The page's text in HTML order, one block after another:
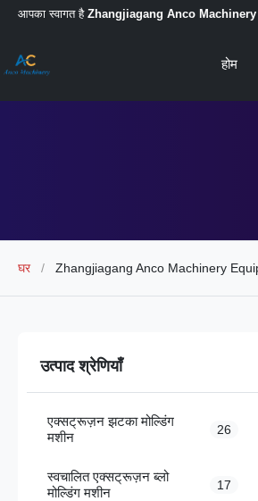
आपका स्वागत है Zhangjiagang Anco
होम
घर / Zhangjiagang Anco Machinery
उत्पाद श्रेणियाँ
एक्सट्रूज़न झटका मोल्डिंग
मशीन
26
स्वचालित एक्सट्रूज़न ब्लो
मोल्डिंग मशीन
17